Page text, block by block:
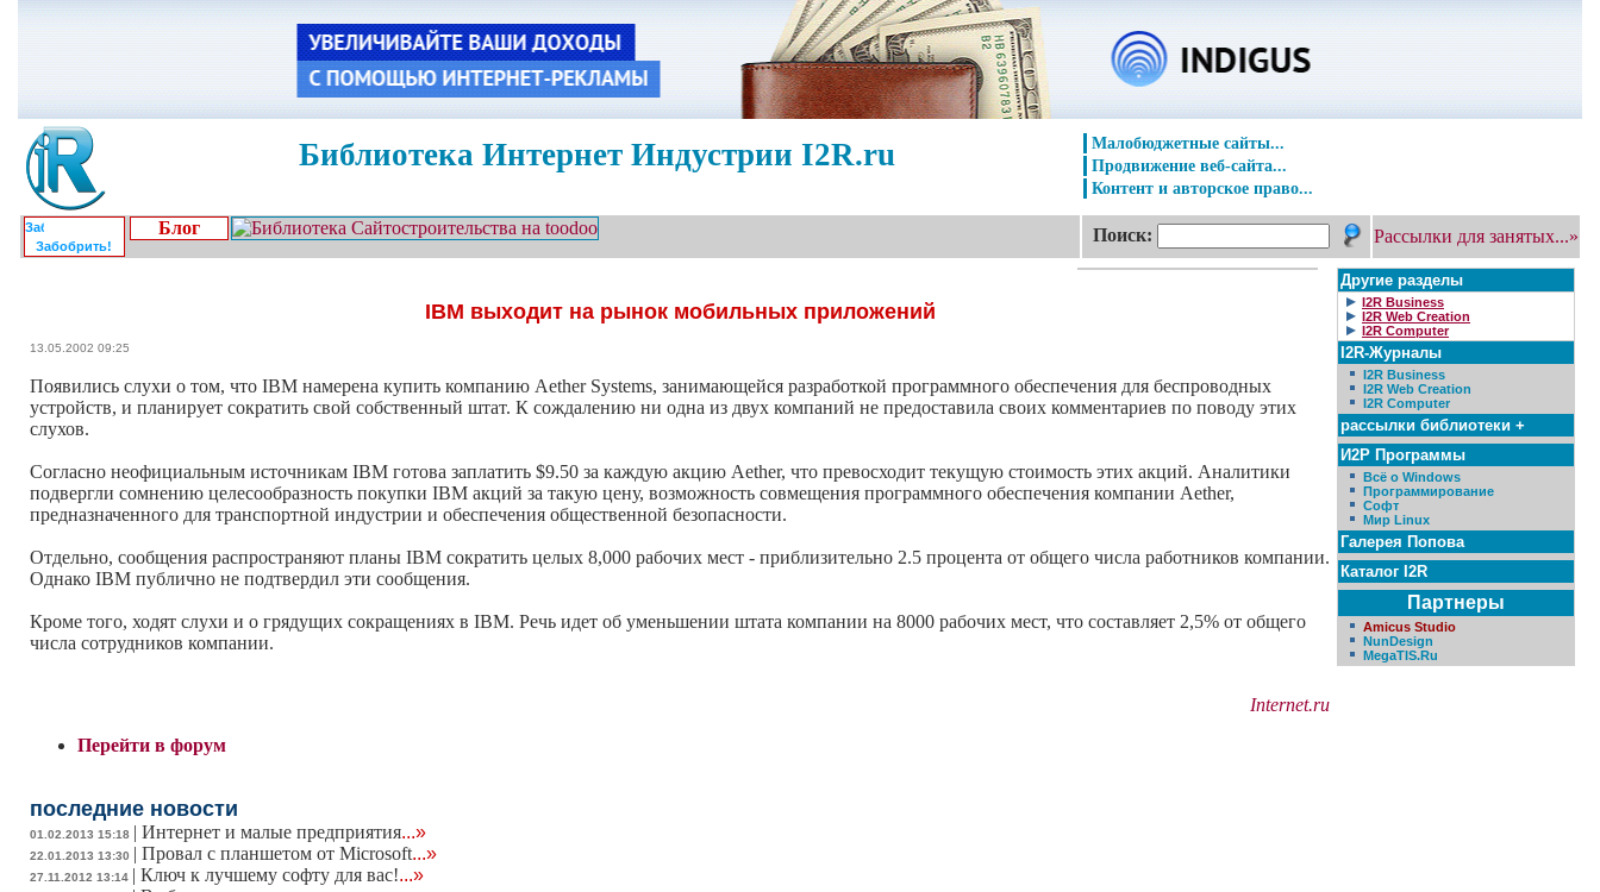
Библиотека Интернет Индустрии I2R.ru
Малобюджетные сайты...
Продвижение веб-сайта...
Контент и авторское право...
Забобрить!
Блог Поиск: Рассылки для занятых...»
IBM выходит на рынок мобильных приложений
13.05.2002 09:25
Появились слухи о том, что IBM намерена купить компанию Aether Systems, занимающейся разработкой программного обеспечения для беспроводных
устройств, и планирует сократить свой собственный штат. К сождалению ни одна из двух компаний не предоставила своих комментариев по поводу этих
слухов.
Согласно неофициальным источникам IBM готова заплатить $9.50 за каждую акцию Aether, что превосходит текущую стоимость этих акций. Аналитики
подвергли сомнению целесообразность покупки IBM акций за такую цену, возможность совмещения программного обеспечения компании Aether,
предназначенного для транспортной индустрии и обеспечения общественной безопасности.
Отдельно, сообщения распространяют планы IBM сократить целых 8,000 рабочих мест - приблизительно 2.5 процента от общего числа работников компании.
Однако IBM публично не подтвердил эти сообщения.
Кроме того, ходят слухи и о грядущих сокращениях в IBM. Речь идет об уменьшении штата компании на 8000 рабочих мест, что составляет 2,5% от общего
числа сотрудников компании.
Internet.ru
Перейти в форум
последние новости
01.02.2013 15:18 | Интернет и малые предприятия...»
22.01.2013 13:30 | Провал с планшетом от Microsoft...»
27.11.2012 13:14 | Ключ к лучшему софту для вас!...»
Другие разделы
I2R Business
I2R Web Creation
I2R Computer
I2R-Журналы
I2R Business
I2R Web Creation
I2R Computer
рассылки библиотеки +
И2Р Программы
Всё о Windows
Программирование
Софт
Мир Linux
Галерея Попова
Каталог I2R
Партнеры
Amicus Studio
NunDesign
MegaTIS.Ru